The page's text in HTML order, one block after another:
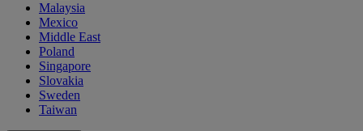
Malaysia
Mexico
Middle East
Poland
Singapore
Slovakia
Sweden
Taiwan